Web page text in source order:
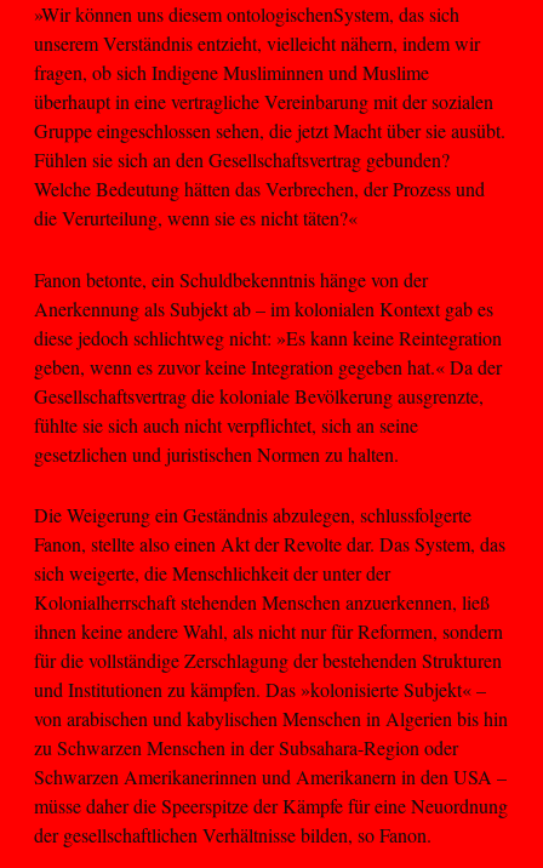
»Wir können uns diesem ontologischenSystem, das sich
unserem Verständnis entzieht, vielleicht nähern, indem wir
fragen, ob sich Indigene Musliminnen und Muslime
überhaupt in eine vertragliche Vereinbarung mit der sozialen
Gruppe eingeschlossen sehen, die jetzt Macht über sie ausübt.
Fühlen sie sich an den Gesellschaftsvertrag gebunden?
Welche Bedeutung hätten das Verbrechen, der Prozess und
die Verurteilung, wenn sie es nicht täten?«
Fanon betonte, ein Schuldbekenntnis hänge von der
Anerkennung als Subjekt ab – im kolonialen Kontext gab es
diese jedoch schlichtweg nicht: »Es kann keine Reintegration
geben, wenn es zuvor keine Integration gegeben hat.« Da der
Gesellschaftsvertrag die koloniale Bevölkerung ausgrenzte,
fühlte sie sich auch nicht verpflichtet, sich an seine
gesetzlichen und juristischen Normen zu halten.
Die Weigerung ein Geständnis abzulegen, schlussfolgerte
Fanon, stellte also einen Akt der Revolte dar. Das System, das
sich weigerte, die Menschlichkeit der unter der
Kolonialherrschaft stehenden Menschen anzuerkennen, ließ
ihnen keine andere Wahl, als nicht nur für Reformen, sondern
für die vollständige Zerschlagung der bestehenden Strukturen
und Institutionen zu kämpfen. Das »kolonisierte Subjekt« –
von arabischen und kabylischen Menschen in Algerien bis hin
zu Schwarzen Menschen in der Subsahara-Region oder
Schwarzen Amerikanerinnen und Amerikanern in den USA –
müsse daher die Speerspitze der Kämpfe für eine Neuordnung
der gesellschaftlichen Verhältnisse bilden, so Fanon.